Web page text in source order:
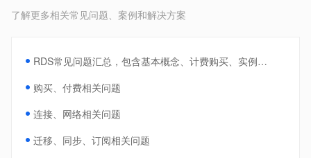
了解更多相关常见问题、案例和解决方案
RDS常见问题汇总，包含基本概念、计费购买、实例管理等。
购买、付费相关问题
连接、网络相关问题
迁移、同步、订阅相关问题